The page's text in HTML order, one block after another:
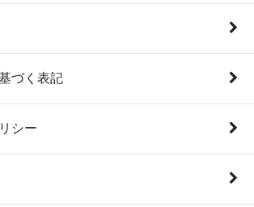
づく表記
シー